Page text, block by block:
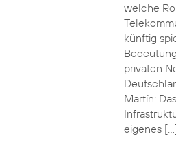
welche
künftig
privaten
Martín:
eigenes